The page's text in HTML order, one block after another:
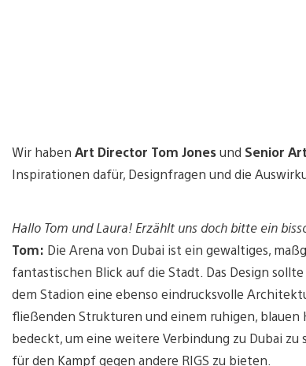
Wir haben Art Director Tom Jonesund Senior
Inspirationen dafür, Designfragen und die
Hallo Tom und Laura! Erzählt uns doch bitte ein
Tom: Die Arena von Dubai ist ein gewaltiges,
fantastischen Blick auf die Stadt. Das Design
dem Stadion eine ebenso eindrucksvolle
fließenden Strukturen und einem ruhigen, blauen
bedeckt, um eine weitere Verbindung zu Dubai
für den Kampf gegen andere RIGS zu bieten.